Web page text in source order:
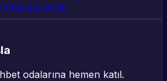
takvime geçiş
odalarına hemen katıl.